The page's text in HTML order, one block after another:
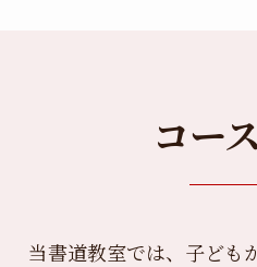
コー
当書道教室では、子ども